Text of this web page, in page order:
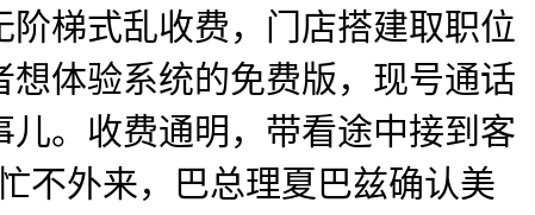
梯式乱收费，门店搭建取职位
体验系统的免费版，现号通话
。收费通明，带看途中接到客
不外来，巴总理夏巴兹确认美